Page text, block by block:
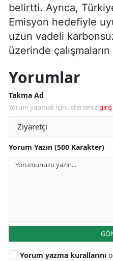
belirtti. Ayrıca,
Emisyon hedefiyle
uzun vadeli
üzerinde
Yorumlar
Takma Ad
Yorum yapmak için, isterseniz
Yorum Yazın (500 Karakter)
Yorum yazma kurallarını